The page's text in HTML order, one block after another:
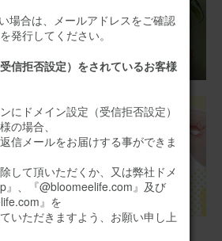
30代
合が合わず参列できなかったため、
贈りたいと思って購入しました。新
いではなかったですが、新郎からお
ので、参列できない分なるべく豪華
のがいいなと思って購入しました。
ので、購入してよかったです。メッ
れたので、気持ちも伝えることがで
り 季節のお花アレンジメント
場合は、メールアドレスをご確認
発行してください。
信拒否設定）をされているお客様
にドメイン設定（受信拒否設定）
の場合、
信メールをお届けする事ができま
して頂いただくか、又は弊社ドメ
』、『@bloomeelife.com』及び
』を
いただきますよう、お願い申し上